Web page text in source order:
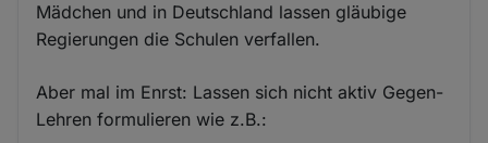
Mädchen und in Deutschland lassen gläubige
Regierungen die Schulen verfallen.
Aber mal im Enrst: Lassen sich nicht aktiv Gegen-
Lehren formulieren wie z.B.: